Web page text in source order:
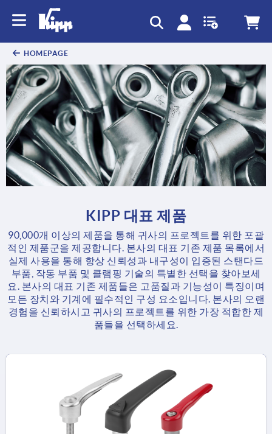
HOMEPAGE
KIPP 대표 제품
90,000개 이상의 제품을 통해 귀사의 프로젝트를 위한 포괄
적인 제품군을 제공합니다. 본사의 대표 기존 제품 목록에서
실제 사용을 통해 항상 신뢰성과 내구성이 입증된 스탠다드
부품, 작동 부품 및 클램핑 기술의 특별한 선택을 찾아보세
요. 본사의 대표 기존 제품들은 고품질과 기능성이 특징이며
모든 장치와 기계에 필수적인 구성 요소입니다. 본사의 오랜
경험을 신뢰하시고 귀사의 프로젝트를 위한 가장 적합한 제
품들을 선택하세요.